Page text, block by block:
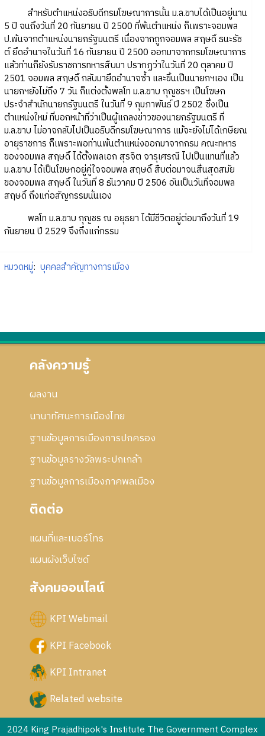
สำหรับตำแหน่งอธิบดีกรมโฆษณาการนั้น ม.ล.ขาบได้เป็นอยู่นาน
5 ปี จนถึงวันที่ 20 กันยายน ปี 2500 ที่พ้นตำแหน่ง ก็เพราะจอมพล
ป.พ้นจากตำแหน่งนายกรัฐมนตรี เนื่องจากถูกจอมพล สฤษดิ์ ธนะรัช
ต์ ยึดอำนาจในวันที่ 16 กันยายน ปี 2500 ออกมาจากกรมโฆษณาการ
แล้วท่านก็ยังรับราชการทหารสืบมา ปรากฏว่าในวันที่ 20 ตุลาคม ปี
2501 จอมพล สฤษดิ์ กลับมายึดอำนาจซ้ำ และขี้นเป็นนายกฯเอง เป็น
นายกฯยังไม่ถึง 7 วัน ก็แต่งตั้งพลโท ม.ล.ขาบ กุญชรฯ เป็นโฆษก
ประจำสำนักนายกรัฐมนตรี ในวันที่ 9 กุมภาพันธ์ ปี 2502 ซึ่งเป็น
ตำแหน่งใหม่ ที่บอกหน้าที่ว่าเป็นผู้แถลงข่าวของนายกรัฐมนตรี ที่
ม.ล.ขาบ ไม่อาจกลับไปเป็นอธิบดีกรมโฆษณาการ แม้จะยังไม่ได้เกษียณ
อายุราชการ ก็เพราะพอท่านพ้นตำแหน่งออกมาจากกรม คณะทหาร
ของจอมพล สฤษดิ์ ได้ตั้งพลเอก สุรจิต จารุเศรณี ไปเป็นแทนที่แล้ว
ม.ล.ขาบ ได้เป็นโฆษกอยู่คู่ใจจอมพล สฤษดิ์ สืบต่อมาจนสิ้นสุดสมัย
ของจอมพล สฤษดิ์ ในวันที่ 8 ธันวาคม ปี 2506 อันเป็นวันที่จอมพล
สฤษดิ์ ถึงแก่อสัญกรรมนั่นเอง
พลโท ม.ล.ขาบ กุญชร ณ อยุธยา ได้มีชีวิตอยู่ต่อมาถึงวันที่ 19
กันยายน ปี 2529 จึงถึงแก่กรรม
หมวดหมู่: บุคคลสำคัญทางการเมือง
คลังความรู้
ผลงาน
นานาทัศนะการเมืองไทย
ฐานข้อมูลการเมืองการปกครอง
ฐานข้อมูลรางวัลพระปกเกล้า
ฐานข้อมูลการเมืองภาคพลเมือง
ติดต่อ
แผนที่และเบอร์โทร
แผนผังเว็บไซด์
สังคมออนไลน์
KPI Webmail
KPI Facebook
KPI Intranet
Related website
2024 King Prajadhipok's Institute The Government Complex